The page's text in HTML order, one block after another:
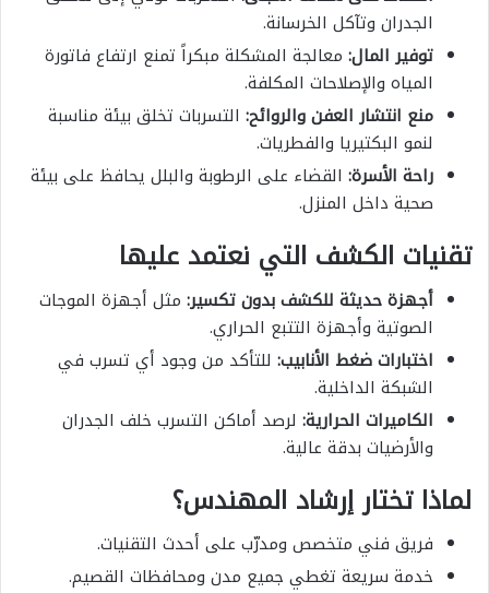
الجدران وتآكل الخرسانة.
توفير المال: معالجة المشكلة مبكراً تمنع ارتفاع فاتورة
المياه والإصلاحات المكلفة.
منع انتشار العفن والروائح: التسربات تخلق بيئة مناسبة
لنمو البكتيريا والفطريات.
راحة الأسرة: القضاء على الرطوبة والبلل يحافظ على بيئة
صحية داخل المنزل.
تقنيات الكشف التي نعتمد عليها
أجهزة حديثة للكشف بدون تكسير: مثل أجهزة الموجات
الصوتية وأجهزة التتبع الحراري.
اختبارات ضغط الأنابيب: للتأكد من وجود أي تسرب في
الشبكة الداخلية.
الكاميرات الحرارية: لرصد أماكن التسرب خلف الجدران
والأرضيات بدقة عالية.
لماذا تختار إرشاد المهندس؟
فريق فني متخصص ومدرّب على أحدث التقنيات.
خدمة سريعة تغطي جميع مدن ومحافظات القصيم.